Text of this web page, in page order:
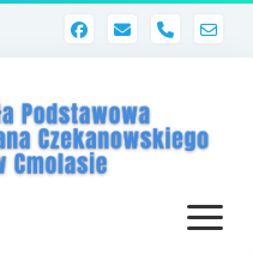
phone
otwórz
menu